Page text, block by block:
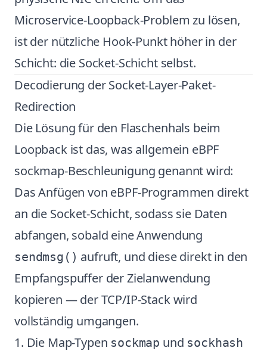
Microservice-Loopback-Problem zu lösen,
ist der nützliche Hook-Punkt höher in der
Schicht: die Socket-Schicht selbst.
Decodierung der Socket-Layer-Paket-
Redirection
Die Lösung für den Flaschenhals beim
Loopback ist das, was allgemein eBPF
sockmap-Beschleunigung genannt wird:
Das Anfügen von eBPF-Programmen direkt
an die Socket-Schicht, sodass sie Daten
abfangen, sobald eine Anwendung
sendmsg() aufruft, und diese direkt in den
Empfangspuffer der Zielanwendung
kopieren — der TCP/IP-Stack wird
vollständig umgangen.
1. Die Map-Typen sockmap und sockhash